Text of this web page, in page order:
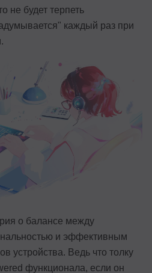
не будет терпеть
каждый раз при
о балансе между
и эффективным
устройства. Ведь что толку
функционала, если он